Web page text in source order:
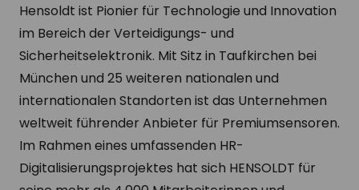
Hensoldt ist Pionier für Technologie und Innovation
im Bereich der Verteidigungs- und
Sicherheitselektronik. Mit Sitz in Taufkirchen bei
München und 25 weiteren nationalen und
internationalen Standorten ist das Unternehmen
weltweit führender Anbieter für Premiumsensoren.
Im Rahmen eines umfassenden HR-
Digitalisierungsprojektes hat sich HENSOLDT für